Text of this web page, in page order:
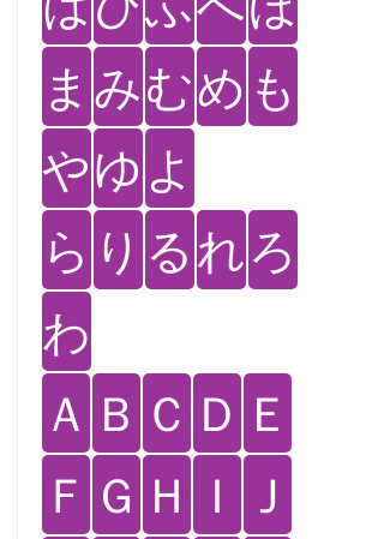
ま みむめ も
やゆ よ
ら り るれろ
わ
Ａ Ｂ Ｃ Ｄ Ｅ
Ｆ Ｇ Ｈ Ｉ Ｊ